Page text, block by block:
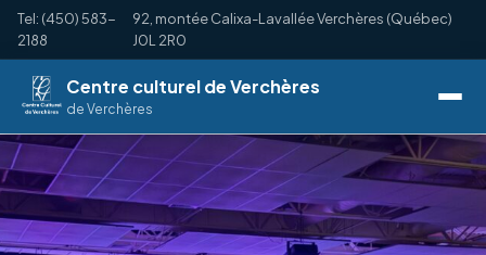
Tel: (450) 583-
2188
92, montée Calixa-Lavallée Verchères (Québec)
J0L 2R0
Centre culturel de Verchères
de Verchères